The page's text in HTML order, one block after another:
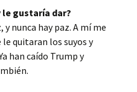
le gustaría dar?
nunca hay paz. A mí me
quitaran los suyos y
han caído Trump y